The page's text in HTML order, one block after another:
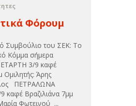
Φόρουμ
Συμβούλιο του ΣΕΚ: Το
Κόμμα σήμερα
3/9 καφέ
Ομιλητής: Άρης
ΠΕΤΡΑΛΩΝΑ
καφέ Βραζιλιάνα 7μμ
Φωτεινού ...